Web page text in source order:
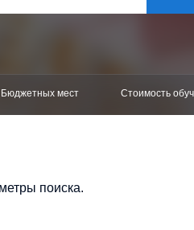
Бюджетных мест Стоимость
поиска.